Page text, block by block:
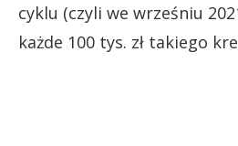
cyklu (czyli we wrześniu
każde 100 tys. zł takiego